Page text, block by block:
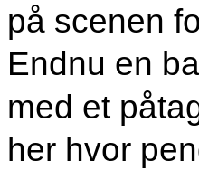
på scenen
Endnu en
med et
her hvor